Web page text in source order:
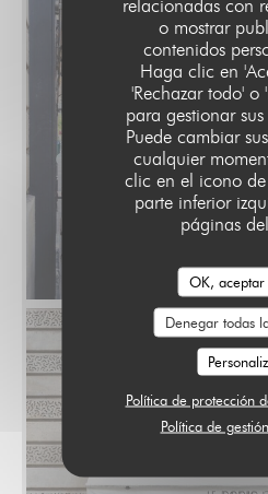
relacionadas con
o mostrar
contenidos
Haga clic en
'Rechazar todo' o
para gestionar sus
Puede cambiar
cualquier
clic en el icono
parte inferior
páginas
OK, aceptar
Denegar todas
Política de protección
Política de
LE